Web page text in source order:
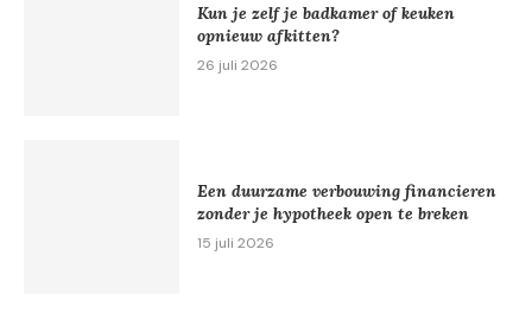
Kun je zelf je badkamer of keuken
opnieuw afkitten?
26 juli 2026
Een duurzame verbouwing financieren
zonder je hypotheek open te breken
15 juli 2026